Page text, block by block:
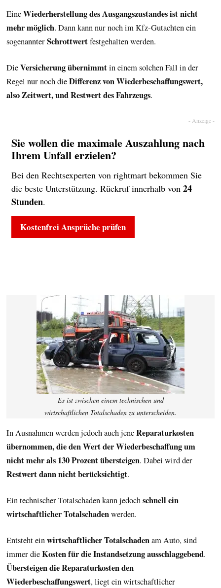
EineWiederherstellung des Ausgangszustandes ist nicht
mehr möglich. Dann kann nur noch im Kfz-Gutachten ein
sogenannterSchrottwertfestgehalten werden.
DieVersicherung übernimmtin einem solchen Fall in der
Regel nur noch dieDifferenz von Wiederbeschaffungswert,
also Zeitwert, und Restwert des Fahrzeugs.
Sie wollen die maximale Auszahlung nach
Ihrem Unfall erzielen?
Bei den Rechtsexperten von rightmart bekommen Sie
die beste Unterstützung. Rückruf innerhalb von 24
Stunden.
Kostenfrei Ansprüche prüfen
Es ist zwischen einem technischen und
wirtschaftlichen Totalschaden zu unterscheiden.
In Ausnahmen werden jedoch auch jeneReparaturkosten
übernommen, die den Wert der Wiederbeschaffung um
nicht mehr als 130 Prozent übersteigen. Dabei wird der
Restwert dann nicht berücksichtigt.
Ein technischer Totalschaden kann jedochschnell ein
wirtschaftlicher Totalschadenwerden.
Entsteht einwirtschaftlicher Totalschadenam Auto, sind
immer dieKosten für die Instandsetzung ausschlaggebend.
Übersteigen die Reparaturkosten den
Wiederbeschaffungswert, liegt ein wirtschaftlicher